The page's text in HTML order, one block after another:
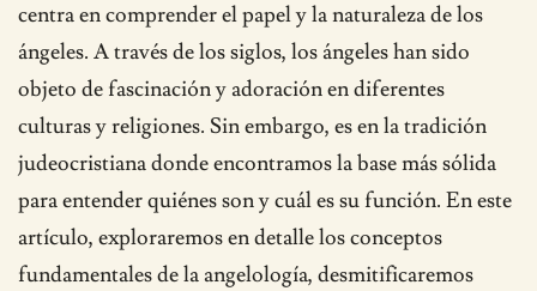
centra en comprender el papel y la naturaleza de los
ángeles. A través de los siglos, los ángeles han sido
objeto de fascinación y adoración en diferentes
culturas y religiones. Sin embargo, es en la tradición
judeocristiana donde encontramos la base más sólida
para entender quiénes son y cuál es su función. En este
artículo, exploraremos en detalle los conceptos
fundamentales de la angelología, desmitificaremos